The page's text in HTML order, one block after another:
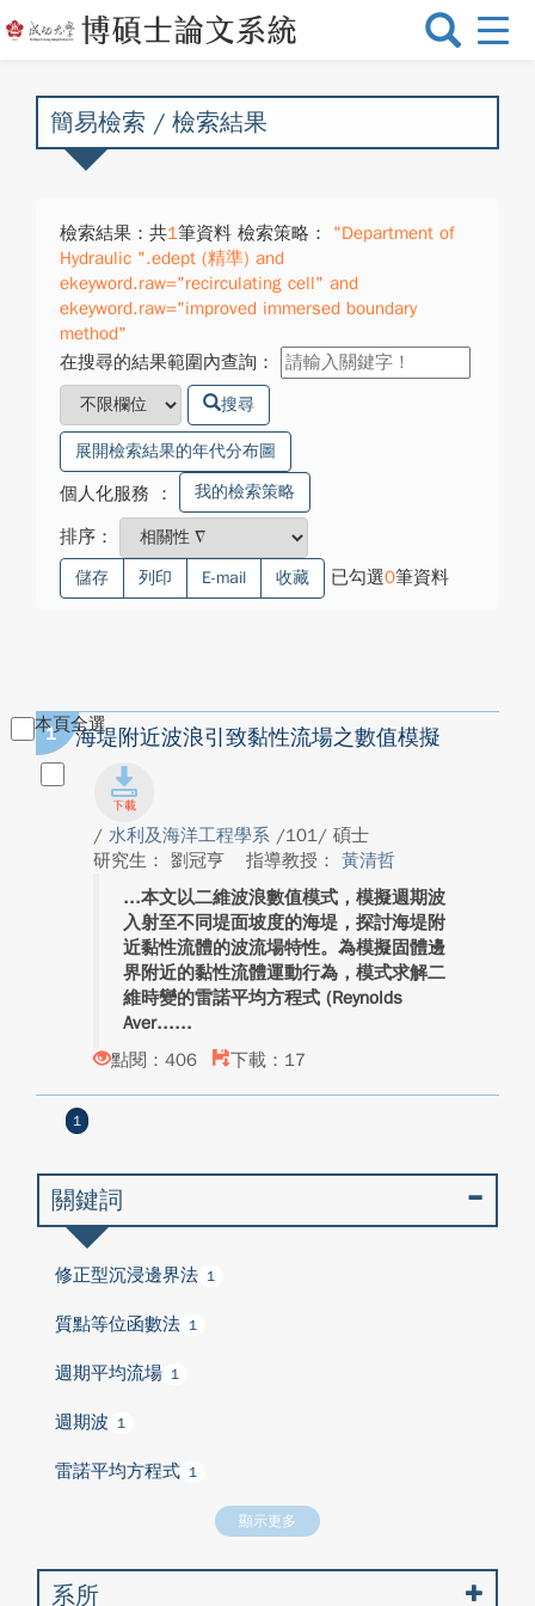
選
換
簡易檢索 / 檢索結果
檢索結果：共1筆資料 檢索策略：
"Department of
Hydraulic ".edept (精準) and
ekeyword.raw="recirculating cell" and
ekeyword.raw="improved immersed boundary
method"
在搜尋的結果範圍內查詢：
搜尋
展開檢索結果的年代分布圖
個人化服務 ： 我的檢索策略
排序：
儲存 列印 E-mail 收藏 已勾選0筆資料
本頁全選
1 海堤附近波浪引致黏性流場之數值模擬
/ 水利及海洋工程學系 /101/ 碩士
研究生： 劉冠亨
指導教授： 黃清哲
本文以二維波浪數值模式，模擬週期波
入射至不同堤面坡度的海堤，探討海堤附
近黏性流體的波流場特性。為模擬固體邊
界附近的黏性流體運動行為，模式求解二
維時變的雷諾平均方程式 (Reynolds
Aver...
點閱：406
下載：17
1
關鍵詞
修正型沉浸邊界法 1
質點等位函數法 1
週期平均流場 1
週期波 1
雷諾平均方程式 1
顯示更多
系所